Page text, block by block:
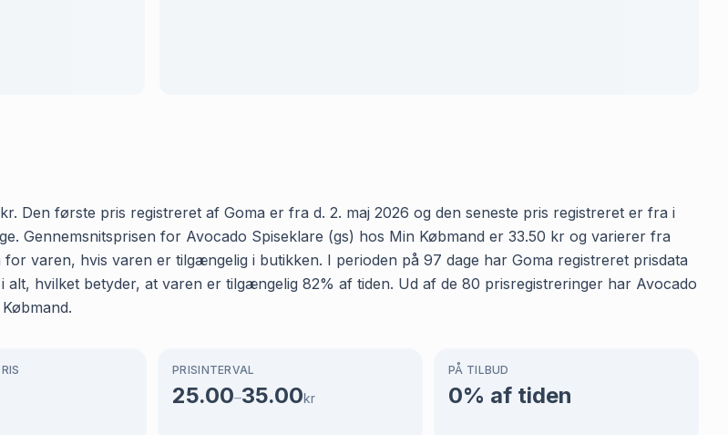
Den første pris registreret af Goma er fra d. 2. maj 2026 og den seneste pris registreret er fra i
Gennemsnitsprisen for Avocado Spiseklare (gs) hos Min Købmand er 33.50 kr og varierer fra
varen, hvis varen er tilgængelig i butikken. I perioden på 97 dage har Goma registreret prisdata
hvilket betyder, at varen er tilgængelig 82% af tiden. Ud af de 80 prisregistreringer har Avocado
PRISINTERVAL
25.00–35.00kr
PÅ TILBUD
0% af tiden